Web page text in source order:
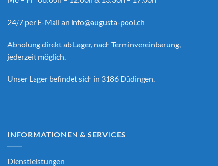
24/7 per E-Mail an info@augusta-pool.ch
Abholung direkt ab Lager, nach Terminvereinbarung,
jederzeit möglich.
Unser Lager befindet sich in 3186 Düdingen.
INFORMATIONEN & SERVICES
Dienstleistungen